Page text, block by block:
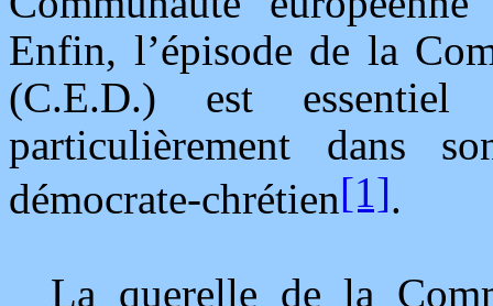
Enfin, l’épisode de la
(C.E.D.) est essentiel
particulièrement dans
démocrate-chrétien[1].
La querelle de la